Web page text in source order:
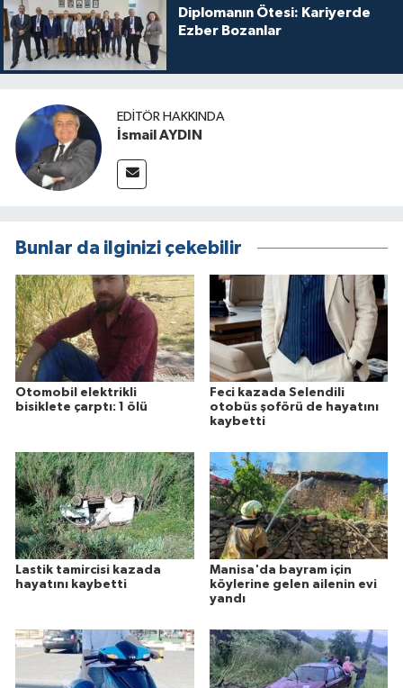
Diplomanın Ötesi: Kariyerde
Ezber Bozanlar
EDITÖR HAKKINDA
İsmail AYDIN
Bunlar da ilginizi çekebilir
Otomobil elektrikli
bisiklete çarptı: 1 ölü
Feci kazada Selendili
otobüs şoförü de hayatını
kaybetti
Lastik tamircisi kazada
hayatını kaybetti
Manisa'da bayram için
köylerine gelen ailenin evi
yandı